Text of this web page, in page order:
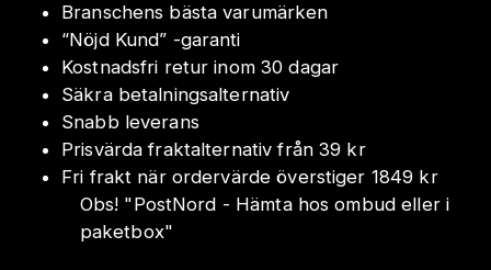
Branschens bästa varumärken
“Nöjd Kund” -garanti
Kostnadsfri retur inom 30 dagar
Säkra betalningsalternativ
Snabb leverans
Prisvärda fraktalternativ från 39 kr
Fri frakt när ordervärde överstiger 1849 kr
Obs! "PostNord - Hämta hos ombud eller i
paketbox"